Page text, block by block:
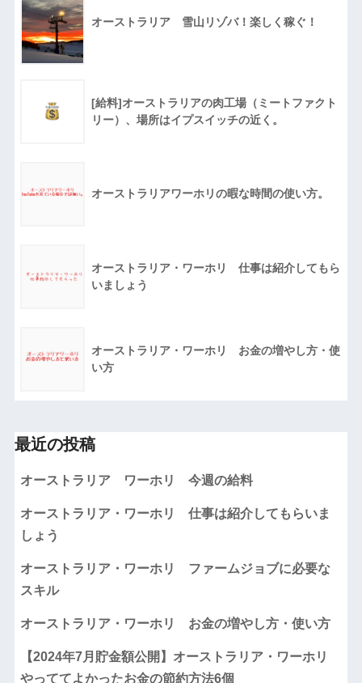
オーストラリア 雪山リゾバ！楽しく稼ぐ！
[給料]オーストラリアの肉工場（ミートファクト
リー）、場所はイプスイッチの近く。
オーストラリアワーホリの暇な時間の使い方。
オーストラリア・ワーホリ 仕事は紹介してもら
いましょう
オーストラリア・ワーホリ お金の増やし方・使
い方
最近の投稿
オーストラリア ワーホリ 今週の給料
オーストラリア・ワーホリ 仕事は紹介してもらいま
しょう
オーストラリア・ワーホリ ファームジョブに必要な
スキル
オーストラリア・ワーホリ お金の増やし方・使い方
【2024年7月貯金額公開】オーストラリア・ワーホリ
やっててよかったお金の節約方法6個